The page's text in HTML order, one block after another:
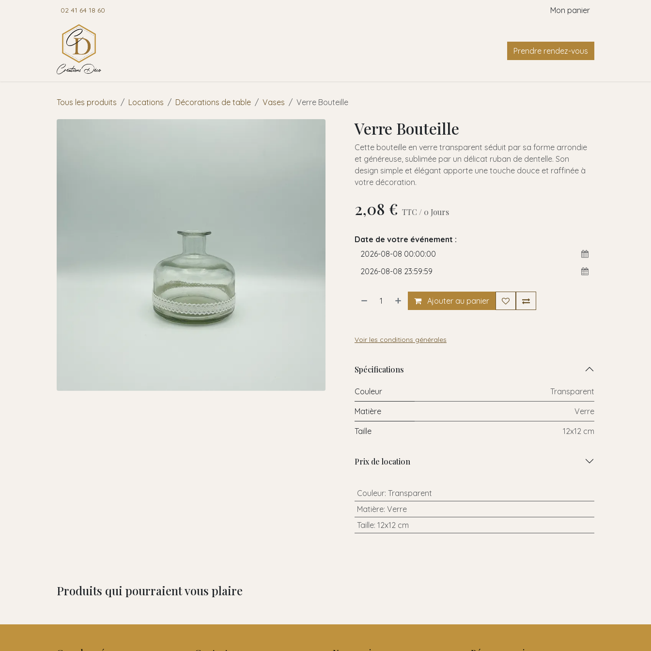
Se rendre au contenu02 41 64 18 60 Mon panier
Prendre rendez-vous
Tous les produits Locations Décorations de table Vases Verre Bouteille
Verre Bouteille
Cette bouteille en verre transparent séduit par sa forme arrondie
et généreuse, sublimée par un délicat ruban de dentelle. Son
design simple et élégant apporte une touche douce et raffinée à
votre décoration.
2,08 € TTC / 0 Jours
Date de votre événement :
Ajouter au panier
Voir les conditions générales
Spécifications
Couleur Transparent
Matière Verre
Taille 12x12 cm
Prix de location
Couleur: Transparent
Matière: Verre
Taille: 12x12 cm
Produits qui pourraient vous plaire